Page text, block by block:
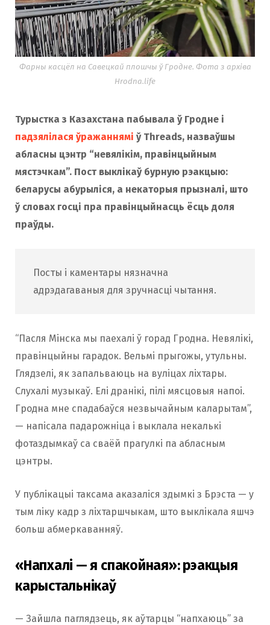
Фарны касцёл на Савецкай плошчы ў Гродне. Фота з архіва
Hrodna.life
Турыстка з Казахстана пабывала ў Гродне і
падзялілася ўражаннямі ў Threads, назваўшы
абласны цэнтр “невялікім, правінцыйным
мястэчкам”. Пост выклікаў бурную рэакцыю:
беларусы абурыліся, а некаторыя прызналі, што
ў словах госці пра правінцыйнасць ёсць доля
праўды.
Посты і каментары нязначна
адрэдагаваныя для зручнасці чытання.
“Пасля Мінска мы паехалі ў горад Гродна. Невялікі,
правінцыйны гарадок. Вельмі прыгожы, утульны.
Глядзелі, як запальваюць на вуліцах ліхтары.
Слухалі музыкаў. Елі дранікі, пілі мясцовыя напоі.
Гродна мне спадабаўся незвычайным каларытам”,
— напісала падарожніца і выклала некалькі
фотаздымкаў са сваёй прагулкі па абласным
цэнтры.
У публікацыі таксама аказаліся здымкі з Брэста — у
тым ліку кадр з ліхтаршчыкам, што выклікала яшчэ
больш абмеркаванняў.
«Напхалі — я спакойная»: рэакцыя
карыстальнікаў
— Зайшла паглядзець, як аўтарцы “напхаюць” за